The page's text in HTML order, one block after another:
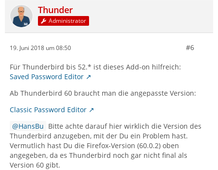
Thunder
Administrator
19. Juni 2018 um 08:50 #6
Für Thunderbird bis 52.* ist dieses Add-on hilfreich:
Saved Password Editor
Ab Thunderbird 60 braucht man die angepasste Version:
Classic Password Editor
HansBu Bitte achte darauf hier wirklich die Version des
Thunderbird anzugeben, mit der Du ein Problem hast.
Vermutlich hast Du die Firefox-Version (60.0.2) oben
angegeben, da es Thunderbird noch gar nicht final als
Version 60 gibt.